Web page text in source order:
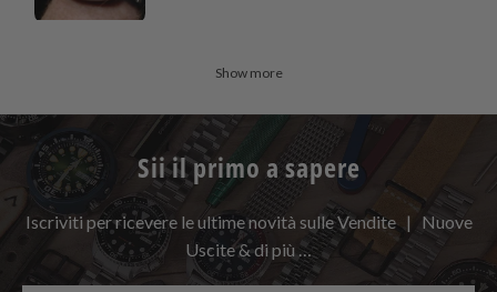
Show more
Sii il primo a sapere
Iscriviti per ricevere le ultime novità sulle Vendite | Nuove
Uscite & di più …